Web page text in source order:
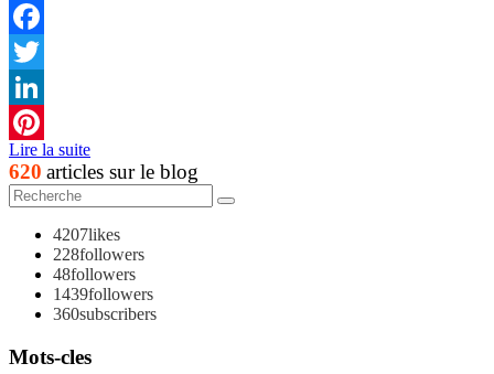
Facebook
Twitter
LinkedIn
Pinterest
Lire la suite
620 articles sur le blog
4207likes
228followers
48followers
1439followers
360subscribers
Mots-cles